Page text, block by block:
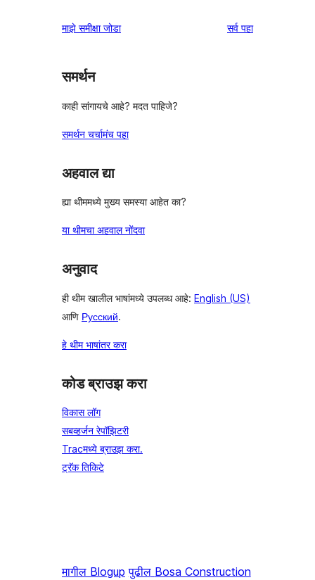
माझे समीक्षा जोडा सर्वपुनरावलोकने
पहा
समर्थन
काही सांगायचे आहे? मदत पाहिजे?
समर्थन चर्चामंच पहा
अहवाल द्या
ह्या थीममध्ये मुख्य समस्या आहेत का?
या थीमचा अहवाल नोंदवा
अनुवाद
ही थीम खालील भाषांमध्ये उपलब्ध आहे: English (US)
आणि Русский.
हे थीम भाषांतर करा
कोड ब्राउझ करा
विकास लॉग
सबव्हर्जन रेपॉझिटरी
Tracमध्ये ब्राउझ करा.
ट्रॅक तिकिटे
मागील Blogup पुढील Bosa Construction